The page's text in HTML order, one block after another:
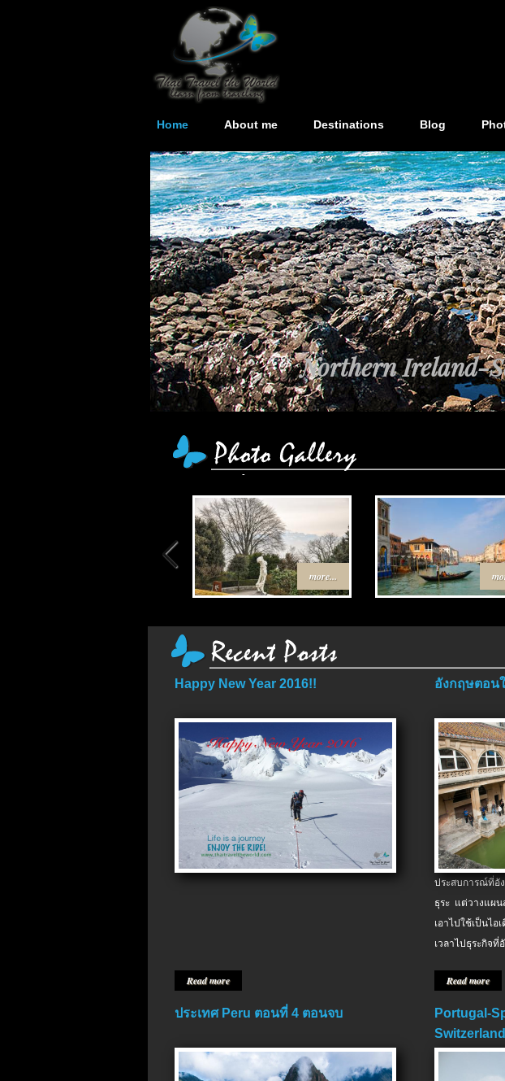
Home About me Destinations Blog
Northern Ireland-
เส้นทาง
more...
Happy New Year 2016!!
Read more
อังกฤษตอน
ประสบการณ์ที่อั
ธุระ แต่วางแผ
เอาไปใช้เป็นไอ
เวลาไปธุระกิจที่
Read more
ประเทศ Peru ตอนที่ 4 ตอนจบ
Portugal-